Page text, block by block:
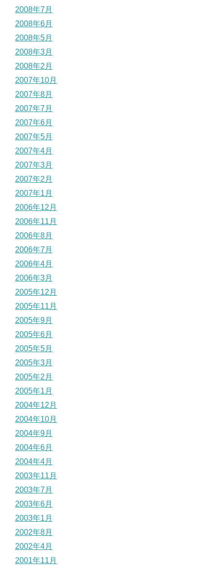
2008年7月
2008年6月
2008年5月
2008年3月
2008年2月
2007年10月
2007年8月
2007年7月
2007年6月
2007年5月
2007年4月
2007年3月
2007年2月
2007年1月
2006年12月
2006年11月
2006年8月
2006年7月
2006年4月
2006年3月
2005年12月
2005年11月
2005年9月
2005年6月
2005年5月
2005年3月
2005年2月
2005年1月
2004年12月
2004年10月
2004年9月
2004年6月
2004年4月
2003年11月
2003年7月
2003年6月
2003年1月
2002年8月
2002年4月
2001年11月